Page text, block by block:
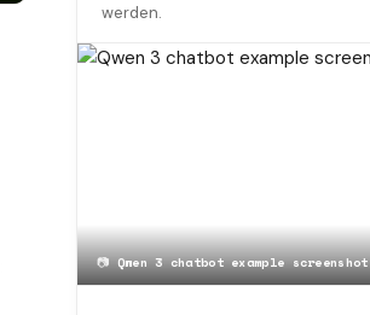
werden.
📷Qwen 3 chatbot example screenshot